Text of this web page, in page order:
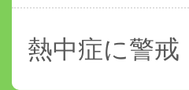
熱中症に警戒